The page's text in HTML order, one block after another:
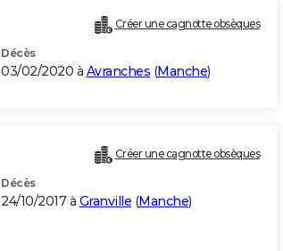
Créer une cagnotte obsèques
Décès
03/02/2020 à Avranches (Manche)
Créer une cagnotte obsèques
Décès
24/10/2017 à Granville (Manche)